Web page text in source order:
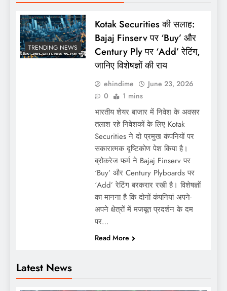
Latest News
TRENDING NEWS
Kotak Securities की सलाह:
Bajaj Finserv पर ‘Buy’ और
Century Ply पर ‘Add’ रेटिंग,
जानिए विशेषज्ञों की राय
ehindime
June 23, 2026
0
1 mins
भारतीय शेयर बाजार में निवेश के अवसर
तलाश रहे निवेशकों के लिए Kotak
Securities ने दो प्रमुख कंपनियों पर
सकारात्मक दृष्टिकोण पेश किया है।
ब्रोकरेज फर्म ने Bajaj Finserv पर
‘Buy’ और Century Plyboards पर
‘Add’ रेटिंग बरकरार रखी है। विशेषज्ञों
का मानना है कि दोनों कंपनियां अपने-
अपने क्षेत्रों में मजबूत प्रदर्शन के दम
पर…
Read More